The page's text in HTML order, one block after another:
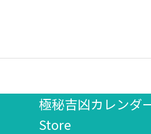
極秘吉凶カレンダ
Store